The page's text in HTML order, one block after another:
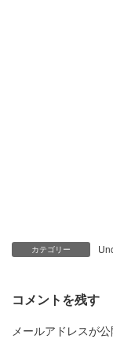
カテゴリー
コメントを残す
メールアドレスが